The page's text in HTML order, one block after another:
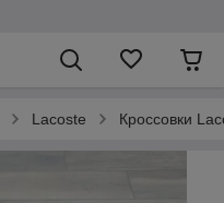
Lacoste Кроссовки